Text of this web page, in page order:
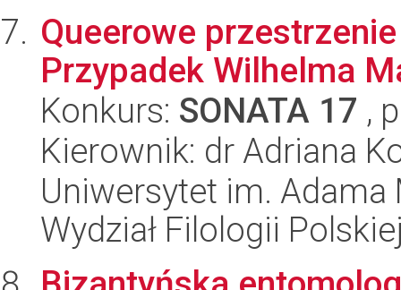
Queerowe
Przypadek Wilhelma
Konkurs: SONATA 17 ,
Kierownik: dr Adriana
Uniwersytet im.
Wydział Filologii